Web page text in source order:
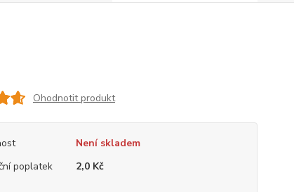
Ohodnotit produkt
Není skladem
poplatek
2,0 Kč